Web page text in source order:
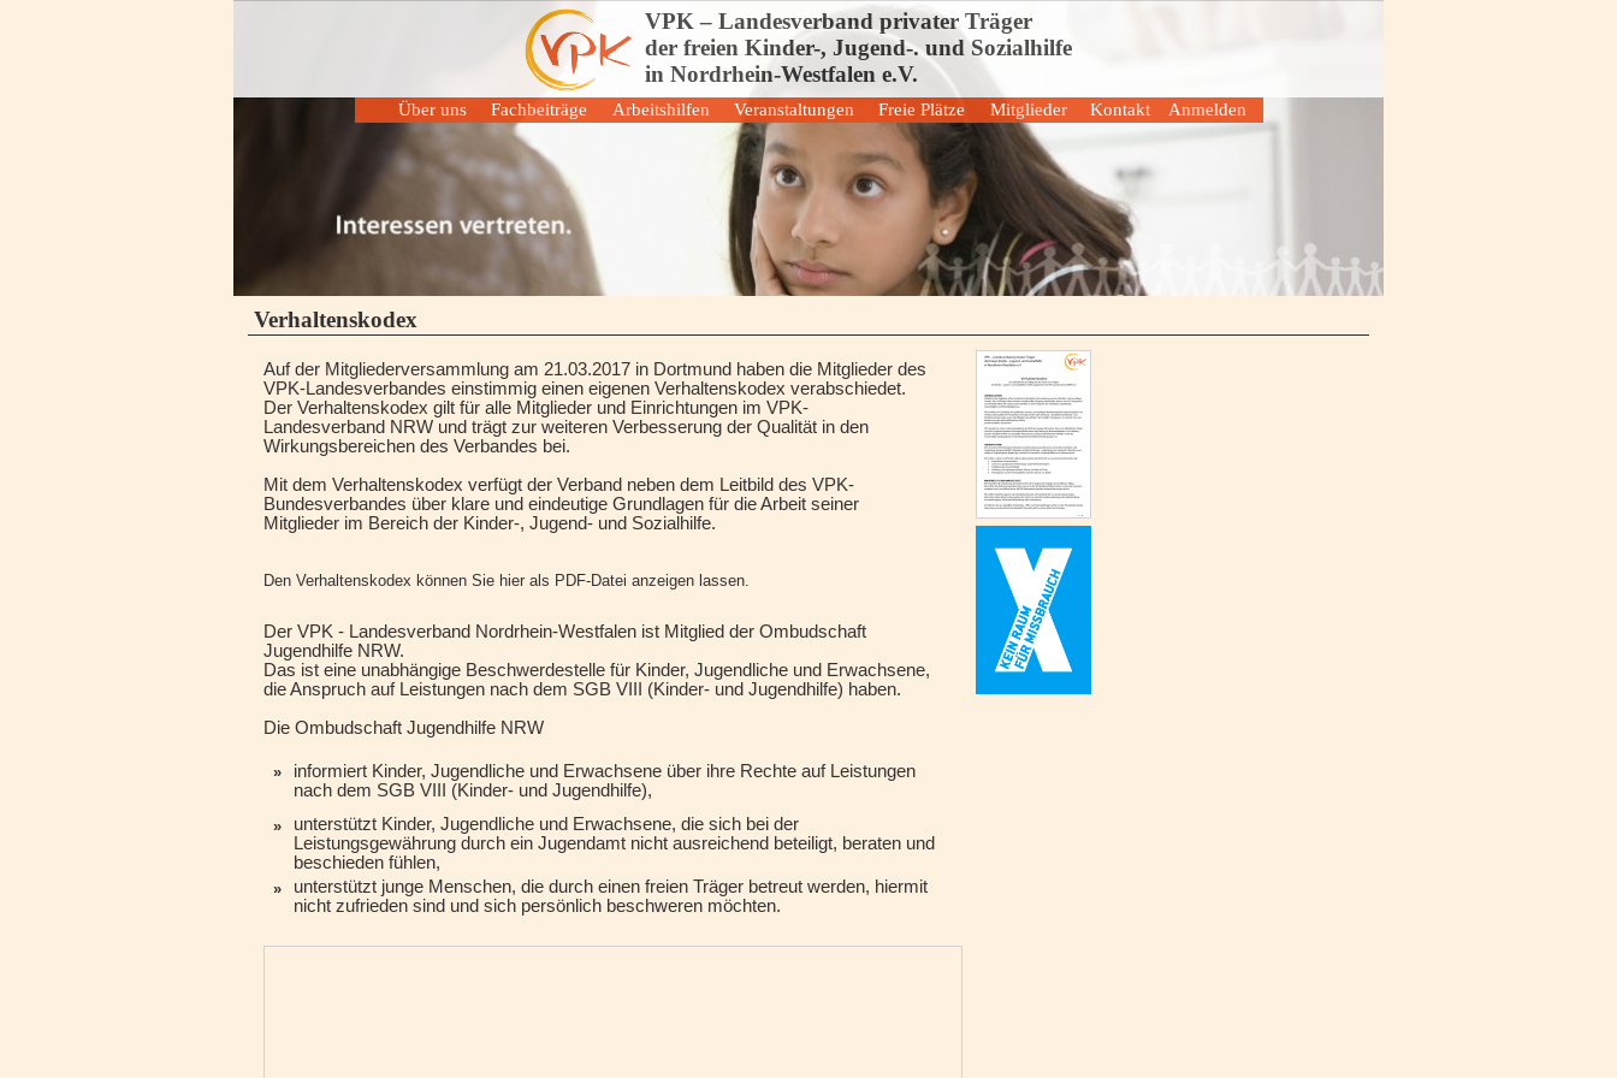
VPK – Landesverband privater Träger
der freien Kinder-, Jugend-. und Sozialhilfe
in Nordrhein-Westfalen e.V.
Über uns
Leitbild
Aufgaben und Ziele
Verhaltenskodex
Mitglied werden
Satzung
Impressum
Fachbeiträge
Fachgruppen
Arbeitsgruppen
Fachbeiträge
Veranstaltungen
Arbeitshilfen
Stationäre Einrichtungen
Ambulante Dienste
Veranstaltungen Freie Plätze Mitglieder
Einrichtungen
Mitglieder
Mitglied werden
Kontakt
Wegbeschreibung
Anmelden
Verhaltenskodex
Auf der Mitgliederversammlung am 21.03.2017 in Dortmund haben die Mitglieder des
VPK-Landesverbandes einstimmig einen eigenen Verhaltenskodex verabschiedet.
Der Verhaltenskodex gilt für alle Mitglieder und Einrichtungen im VPK-
Landesverband NRW und trägt zur weiteren Verbesserung der Qualität in den
Wirkungsbereichen des Verbandes bei.
Mit dem Verhaltenskodex verfügt der Verband neben dem Leitbild des VPK-
Bundesverbandes über klare und eindeutige Grundlagen für die Arbeit seiner
Mitglieder im Bereich der Kinder-, Jugend- und Sozialhilfe.
Den Verhaltenskodex können Sie hier als PDF-Datei anzeigen lassen.
Der VPK - Landesverband Nordrhein-Westfalen ist Mitglied der Ombudschaft
Jugendhilfe NRW.
Das ist eine unabhängige Beschwerdestelle für Kinder, Jugendliche und Erwachsene,
die Anspruch auf Leistungen nach dem SGB VIII (Kinder- und Jugendhilfe) haben.
Die Ombudschaft Jugendhilfe NRW
»
informiert Kinder, Jugendliche und Erwachsene über ihre Rechte auf Leistungen
nach dem SGB VIII (Kinder- und Jugendhilfe),
»
unterstützt Kinder, Jugendliche und Erwachsene, die sich bei der
Leistungsgewährung durch ein Jugendamt nicht ausreichend beteiligt, beraten und
beschieden fühlen,
»
unterstützt junge Menschen, die durch einen freien Träger betreut werden, hiermit
nicht zufrieden sind und sich persönlich beschweren möchten.